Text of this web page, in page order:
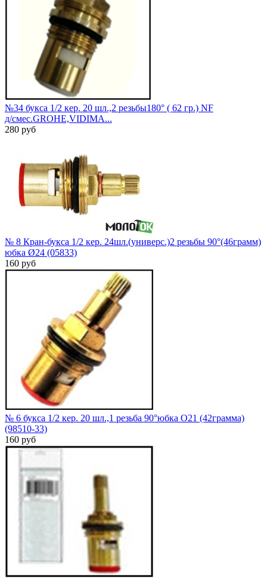
№34 букса 1/2 кер. 20 шл.,2 резьбы180° ( 62 гр.) NF
д/cмес.GROHE,VIDIMA...
280 руб
№ 8 Кран-букса 1/2 кер. 24шл.(универс.)2 резьбы 90°(46грамм)
юбка Ø24 (05833)
160 руб
№ 6 букса 1/2 кер. 20 шл.,1 резьба 90°юбка O21 (42грамма)
(98510-33)
160 руб